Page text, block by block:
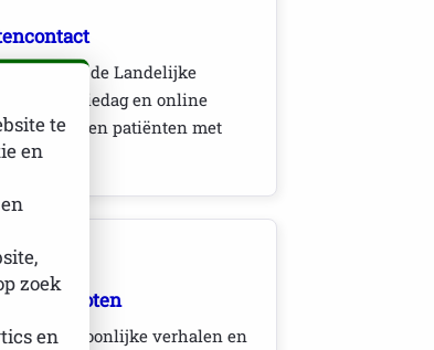
de Landelijke
en Informatiedag en online
brengen patiënten met
vergroten
persoonlijke verhalen en
te
en
zoek
en